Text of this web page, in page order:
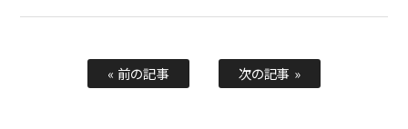
« 前の記事 次の記事 »